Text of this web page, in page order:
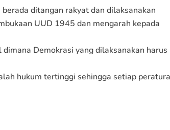
ditangan rakyat dan dilaksanakan
UUD 1945 dan mengarah kepada
Demokrasi yang dilaksanakan harus
hukum tertinggi sehingga setiap